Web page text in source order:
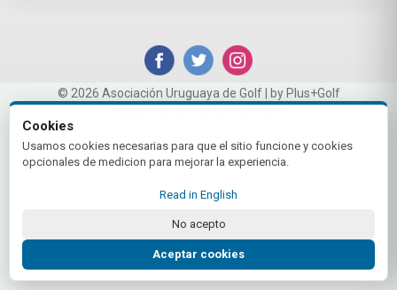
© 2026 Asociación Uruguaya de Golf | by Plus+Golf
Cookies
Usamos cookies necesarias para que el sitio funcione y cookies
opcionales de medicion para mejorar la experiencia.
Read in English
No acepto
Aceptar cookies